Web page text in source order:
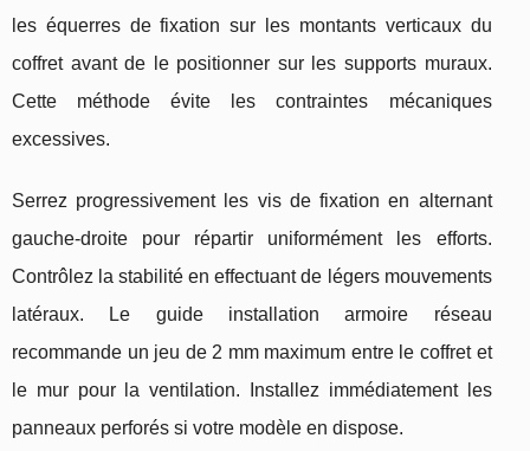
les équerres de fixation sur les montants verticaux du
coffret avant de le positionner sur les supports muraux.
Cette méthode évite les contraintes mécaniques
excessives.
Serrez progressivement les vis de fixation en alternant
gauche-droite pour répartir uniformément les efforts.
Contrôlez la stabilité en effectuant de légers mouvements
latéraux. Le guide installation armoire réseau
recommande un jeu de 2 mm maximum entre le coffret et
le mur pour la ventilation. Installez immédiatement les
panneaux perforés si votre modèle en dispose.